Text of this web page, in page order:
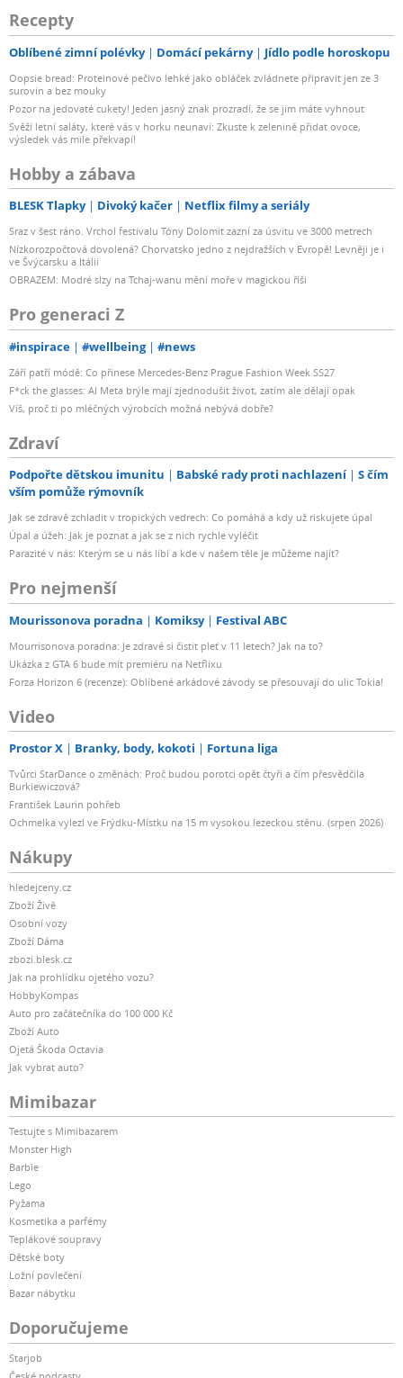
Recepty
Oblíbené zimní polévky Domácí pekárny Jídlo podle horoskopu
Oopsie bread: Proteinové pečivo lehké jako obláček zvládnete připravit jen ze 3
surovin a bez mouky
Pozor na jedovaté cukety! Jeden jasný znak prozradí, že se jim máte vyhnout
Svěží letní saláty, které vás v horku neunaví: Zkuste k zelenině přidat ovoce,
výsledek vás mile překvapí!
Hobby a zábava
BLESK Tlapky Divoký kačer Netflix filmy a seriály
Sraz v šest ráno. Vrchol festivalu Tóny Dolomit zazní za úsvitu ve 3000 metrech
Nízkorozpočtová dovolená? Chorvatsko jedno z nejdražších v Evropě! Levněji je i
ve Švýcarsku a Itálii
OBRAZEM: Modré slzy na Tchaj-wanu mění moře v magickou říši
Pro generaci Z
#inspirace #wellbeing #news
Září patří módě: Co přinese Mercedes-Benz Prague Fashion Week SS27
F*ck the glasses: AI Meta brýle mají zjednodušit život, zatím ale dělají opak
Víš, proč ti po mléčných výrobcích možná nebývá dobře?
Zdraví
Podpořte dětskou imunitu Babské rady proti nachlazení
S čím
vším pomůže rýmovník
Jak se zdravě zchladit v tropických vedrech: Co pomáhá a kdy už riskujete úpal
Úpal a úžeh: Jak je poznat a jak se z nich rychle vyléčit
Parazité v nás: Kterým se u nás líbí a kde v našem těle je můžeme najít?
Pro nejmenší
Mourissonova poradna Komiksy Festival ABC
Mourrisonova poradna: Je zdravé si čistit pleť v 11 letech? Jak na to?
Ukázka z GTA 6 bude mít premiéru na Netflixu
Forza Horizon 6 (recenze): Oblíbené arkádové závody se přesouvají do ulic Tokia!
Video
Prostor X Branky, body, kokoti Fortuna liga
Tvůrci StarDance o změnách: Proč budou porotci opět čtyři a čím přesvědčila
Burkiewiczová?
František Laurin pohřeb
Ochmelka vylezl ve Frýdku-Místku na 15 m vysokou lezeckou stěnu. (srpen 2026)
Nákupy
hledejceny.cz
Zboží Živě
Osobní vozy
Zboží Dáma
zbozi.blesk.cz
Jak na prohlídku ojetého vozu?
HobbyKompas
Auto pro začátečníka do 100 000 Kč
Zboží Auto
Ojetá Škoda Octavia
Jak vybrat auto?
Mimibazar
Testujte s Mimibazarem
Monster High
Barbie
Lego
Pyžama
Kosmetika a parfémy
Teplákové soupravy
Dětské boty
Ložní povlečení
Bazar nábytku
Doporučujeme
Starjob